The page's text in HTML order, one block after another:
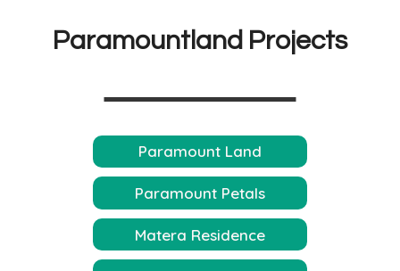
Paramountland Projects
Paramount Land
Paramount Petals
Matera Residence